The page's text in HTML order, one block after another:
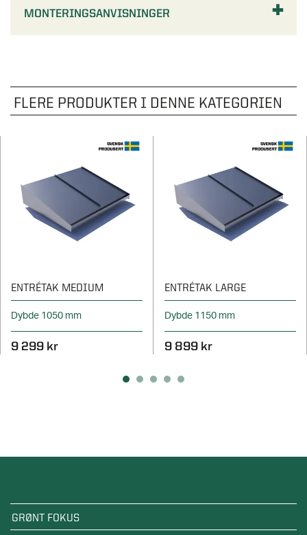
MONTERINGSANVISNINGER
FLERE PRODUKTER I DENNE KATEGORIEN
ENTRÉTAK MEDIUM
Dybde 1050 mm
9 299 kr
ENTRÉTAK LARGE
Dybde 1150 mm
9 899 kr
GRØNT FOKUS